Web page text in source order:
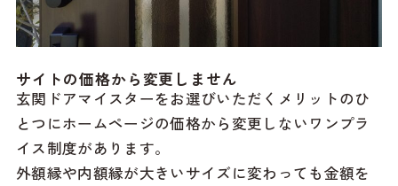
サイトの価格から変更しません
玄関ドアマイスターをお選びいただくメリットのひ
とつにホームページの価格から変更しないワンプラ
イス制度があります。
外額縁や内額縁が大きいサイズに変わっても金額を